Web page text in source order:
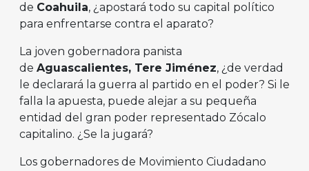
de Coahuila, ¿apostará todo su capital político
para enfrentarse contra el aparato?
La joven gobernadora panista
de Aguascalientes, Tere Jiménez, ¿de verdad
le declarará la guerra al partido en el poder? Si le
falla la apuesta, puede alejar a su pequeña
entidad del gran poder representado Zócalo
capitalino. ¿Se la jugará?
Los gobernadores de Movimiento Ciudadano